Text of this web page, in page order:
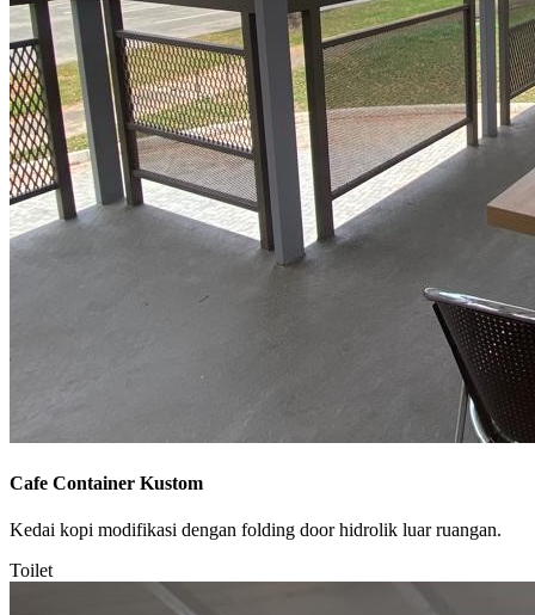
Cafe Container Kustom
Kedai kopi modifikasi dengan folding door hidrolik luar ruangan.
Toilet